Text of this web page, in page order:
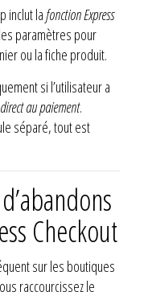
inclut lafonction Express
paramètres pour
ou la fiche produit.
si l’utilisateur a
au paiement.
séparé, tout est
Checkout
sur les boutiques
raccourcissez le